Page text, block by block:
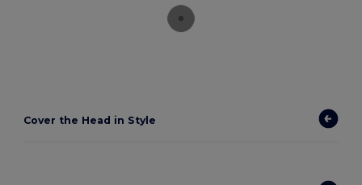
Cover the Head in Style